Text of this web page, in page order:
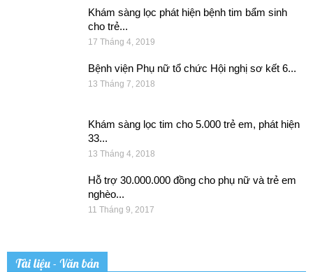
Khám sàng lọc phát hiện bệnh tim bẩm sinh
cho trẻ...
17 Tháng 4, 2019
Bệnh viện Phụ nữ tổ chức Hội nghị sơ kết 6...
13 Tháng 7, 2018
Khám sàng lọc tim cho 5.000 trẻ em, phát hiện
33...
13 Tháng 4, 2018
Hỗ trợ 30.000.000 đồng cho phụ nữ và trẻ em
nghèo...
11 Tháng 9, 2017
Tài liệu - Văn bản